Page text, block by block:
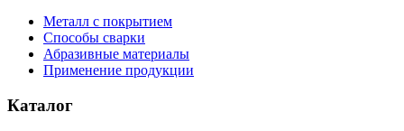
Металл с покрытием
Способы сварки
Абразивные материалы
Применение продукции
Каталог